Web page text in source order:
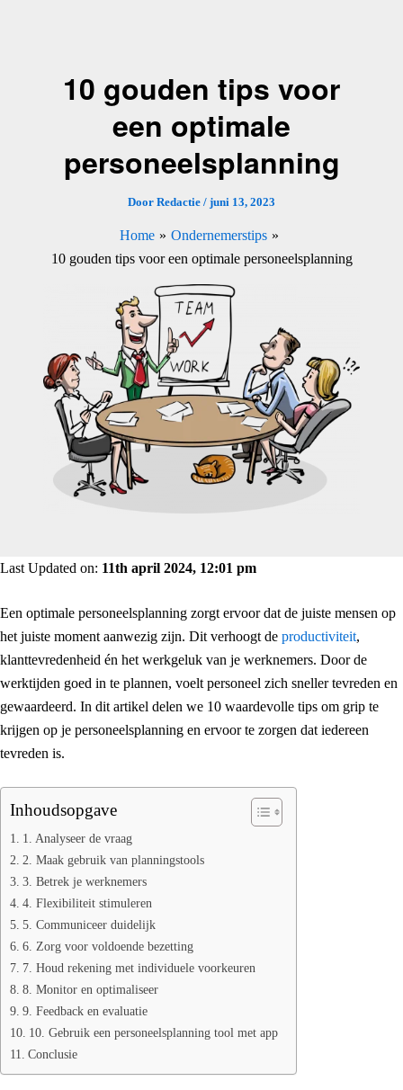
10 gouden tips voor
een optimale
personeelsplanning
Door Redactie / juni 13, 2023
Home
Ondernemerstips
10 gouden tips voor een optimale personeelsplanning
Last Updated on: 11th april 2024, 12:01 pm
Een optimale personeelsplanning zorgt ervoor dat de juiste mensen op
het juiste moment aanwezig zijn. Dit verhoogt de productiviteit,
klanttevredenheid én het werkgeluk van je werknemers. Door de
werktijden goed in te plannen, voelt personeel zich sneller tevreden en
gewaardeerd. In dit artikel delen we 10 waardevolle tips om grip te
krijgen op je personeelsplanning en ervoor te zorgen dat iedereen
tevreden is.
Inhoudsopgave
1. Analyseer de vraag
2. Maak gebruik van planningstools
3. Betrek je werknemers
4. Flexibiliteit stimuleren
5. Communiceer duidelijk
6. Zorg voor voldoende bezetting
7. Houd rekening met individuele voorkeuren
8. Monitor en optimaliseer
9. Feedback en evaluatie
10. Gebruik een personeelsplanning tool met app
Conclusie